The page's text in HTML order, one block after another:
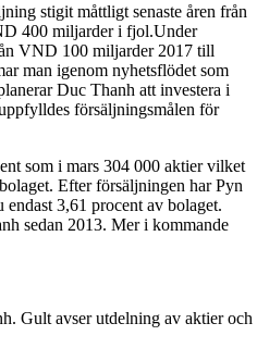
stigit måttligt senaste åren från
400 miljarder i fjol.Under
VND 100 miljarder 2017 till
man igenom nyhetsflödet som
Duc Thanh att investera i
försäljningsmålen för
som i mars 304 000 aktier vilket
Efter försäljningen har Pyn
3,61 procent av bolaget.
sedan 2013. Mer i kommande
Gult avser utdelning av aktier